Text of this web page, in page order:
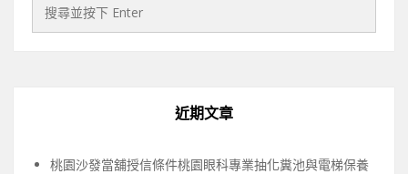
近期文章
桃園沙發當舖授信條件桃園眼科專業抽化糞池與電梯保養